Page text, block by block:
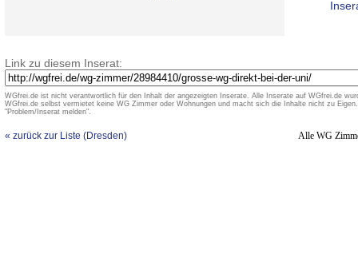
Link zu diesem Inserat:
WGfrei.de ist nicht verantwortlich für den Inhalt der angezeigten Inserate. Alle Inserate auf WGfrei.de
WGfrei.de selbst vermietet keine WG Zimmer oder Wohnungen und macht sich die Inhalte nicht zu
"Problem/Inserat melden".
« zurück zur Liste (Dresden) Alle WG